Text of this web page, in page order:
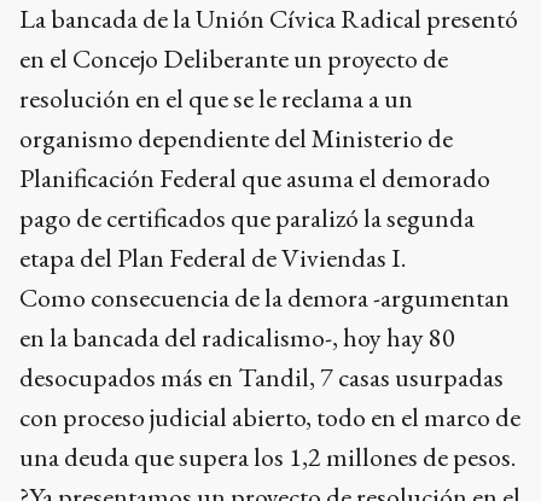
La bancada de la Unión Cívica Radical presentó
en el Concejo Deliberante un proyecto de
resolución en el que se le reclama a un
organismo dependiente del Ministerio de
Planificación Federal que asuma el demorado
pago de certificados que paralizó la segunda
etapa del Plan Federal de Viviendas I.
Como consecuencia de la demora -argumentan
en la bancada del radicalismo-, hoy hay 80
desocupados más en Tandil, 7 casas usurpadas
con proceso judicial abierto, todo en el marco de
una deuda que supera los 1,2 millones de pesos.